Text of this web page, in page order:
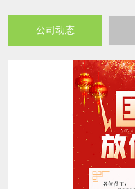
公司动态